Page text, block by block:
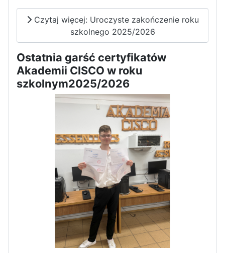
Dni Otwarte w „Staszicu” za
nami
Informatycy zapraszają do
Staszica w Iłży!
Czytaj więcej: Uroczyste zakończenie roku
szkolnego 2025/2026
Ostatnia garść certyfikatów
Akademii CISCO w roku
szkolnym2025/2026